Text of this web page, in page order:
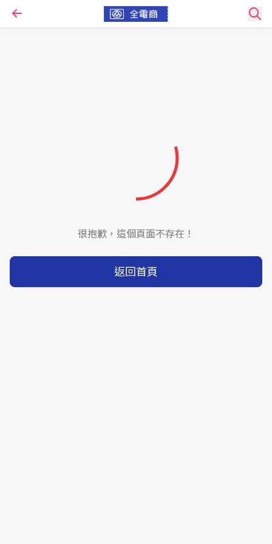
很抱歉，這個頁面不存在！
返回首頁